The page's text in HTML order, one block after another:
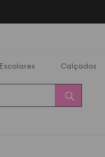
Escolares Calçados